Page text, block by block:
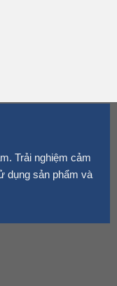
Trải nghiệm cảm
dụng sản phẩm và